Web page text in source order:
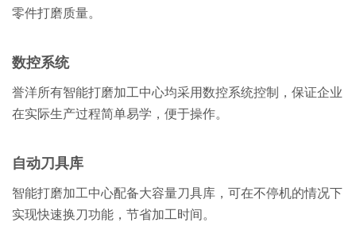
零件打磨质量。
数控系统
誉洋所有智能打磨加工中心均采用数控系统控制，保证企业
在实际生产过程简单易学，便于操作。
自动刀具库
智能打磨加工中心配备大容量刀具库，可在不停机的情况下
实现快速换刀功能，节省加工时间。